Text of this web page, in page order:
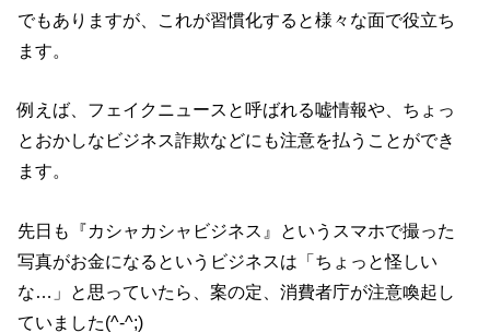
でもありますが、これが習慣化すると様々な面で役立ち
ます。
例えば、フェイクニュースと呼ばれる嘘情報や、ちょっ
とおかしなビジネス詐欺などにも注意を払うことができ
ます。
先日も『カシャカシャビジネス』というスマホで撮った
写真がお金になるというビジネスは「ちょっと怪しい
な…」と思っていたら、案の定、消費者庁が注意喚起し
ていました(^-^;)